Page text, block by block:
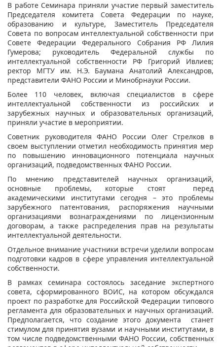
В работе Семинара приняли участие первый заместитель
Председателя комитета Совета Федерации по науке,
образованию и культуре, Заместитель Председателя
Совета по вопросам интеллектуальной собственности при
Совете Федерации Федерального Собрания РФ Лилия
Гумерова; руководитель Федеральной службы по
интеллектуальной собственности РФ Григорий Ивлиев;
ректор МГТУ им. Н.Э. Баумана Анатолий Александров,
представители ФАНО России и Минобрнауки России.
Более 110 человек, включая специалистов в сфере
интеллектуальной собственности из российских и
зарубежных научных и образовательных организаций,
приняли участие в мероприятии.
Советник руководителя ФАНО России Олег Стрелков в
своем выступлении отметил необходимость принятия мер
по повышению инновационного потенциала научных
организаций, подведомственных ФАНО России.
По мнению представителей научных организаций,
основные проблемы, которые стоят перед
академическими институтами сегодня – это проблемы
зарубежного патентования, распоряжения научными
организациями вознаграждениями по лицензионным
договорам, а также распределения прав на результаты
интеллектуальной деятельности.
Отдельное внимание участники встречи уделили вопросам
подготовки кадров в сфере управления интеллектуальной
собственности.
В рамках семинара состоялось заседание экспертного
совета, сформированного ВОИС, на котором обсуждался
проект по разработке для Российской Федерации типового
регламента для образовательных и научных организаций.
Предполагается, что создание этого документа станет
стимулом для принятия вузами и научными институтами, в
том числе подведомственными ФАНО России, собственных